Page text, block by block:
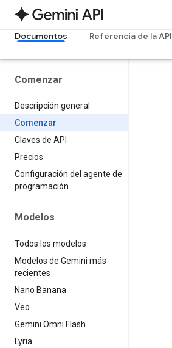
Documentos Referencia de la API
Comenzar
Descripción general
Comenzar
Claves de API
Precios
Configuración del agente de
programación
Modelos
Todos los modelos
Modelos de Gemini más
recientes
Nano Banana
Veo
Gemini Omni Flash
Lyria